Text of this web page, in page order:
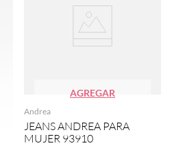
AGREGAR
Andrea
JEANS ANDREA PARA
MUJER 93910